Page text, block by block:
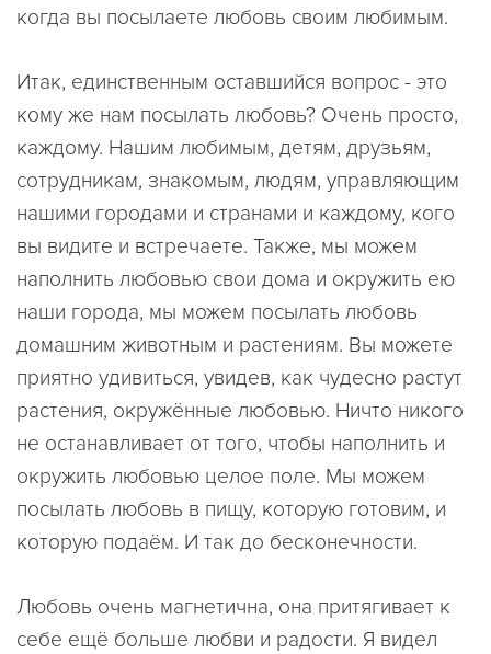
когда вы посылаете любовь своим любимым.
Итак, единственным оставшийся вопрос - это
кому же нам посылать любовь? Очень просто,
каждому. Нашим любимым, детям, друзьям,
сотрудникам, знакомым, людям, управляющим
нашими городами и странами и каждому, кого
вы видите и встречаете. Также, мы можем
наполнить любовью свои дома и окружить ею
наши города, мы можем посылать любовь
домашним животным и растениям. Вы можете
приятно удивиться, увидев, как чудесно растут
растения, окружённые любовью. Ничто никого
не останавливает от того, чтобы наполнить и
окружить любовью целое поле. Мы можем
посылать любовь в пищу, которую готовим, и
которую подаём. И так до бесконечности.
Любовь очень магнетична, она притягивает к
себе ещё больше любви и радости. Я видел